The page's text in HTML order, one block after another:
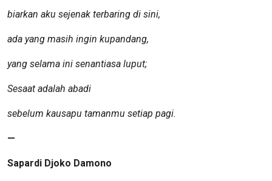
biarkan aku sejenak terbaring di sini,
ada yang masih ingin kupandang,
yang selama ini senantiasa luput;
Sesaat adalah abadi
sebelum kausapu tamanmu setiap pagi.
—
Sapardi Djoko Damono